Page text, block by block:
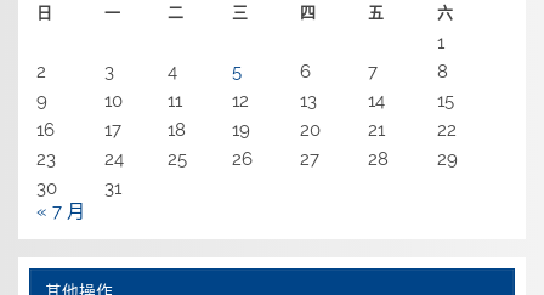
日 一 二 三 四 五 六
1
2
3 4 5 6 7
8
9
10 11 12 13 14
15
16
17 18 19 20 21
22
23
24 25 26 27 28
29
30
31
« 7 月